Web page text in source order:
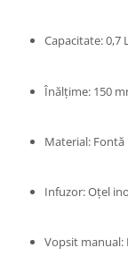
Capacitate: 0,7
Înălțime: 150
Material: Fontă
Infuzor: Oțel
Vopsit manual: